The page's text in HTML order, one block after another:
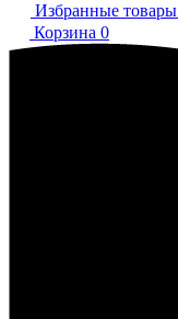
Избранные товары
Корзина 0